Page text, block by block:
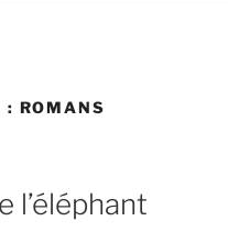
: ROMANS
l’éléphant